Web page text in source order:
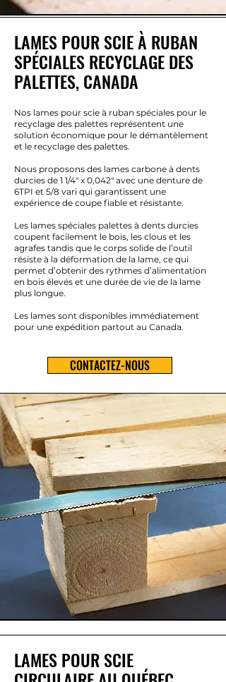
LAMES POUR SCIE À RUBAN
SPÉCIALES RECYCLAGE DES
PALETTES, CANADA
Nos lames pour scie à ruban spéciales pour le
recyclage des palettes représentent une
solution économique pour le démantèlement
et le recyclage des palettes.
Nous proposons des lames carbone à dents
durcies de 1 1/4" x 0,042" avec une denture de
6TPI et 5/8 vari qui garantissent une
expérience de coupe fiable et résistante.
Les lames spéciales palettes à dents durcies
coupent facilement le bois, les clous et les
agrafes tandis que le corps solide de l’outil
résiste à la déformation de la lame, ce qui
permet d’obtenir des rythmes d’alimentation
en bois élevés et une durée de vie de la lame
plus longue.
Les lames sont disponibles immédiatement
pour une expédition partout au Canada.
CONTACTEZ-NOUS
LAMES POUR SCIE